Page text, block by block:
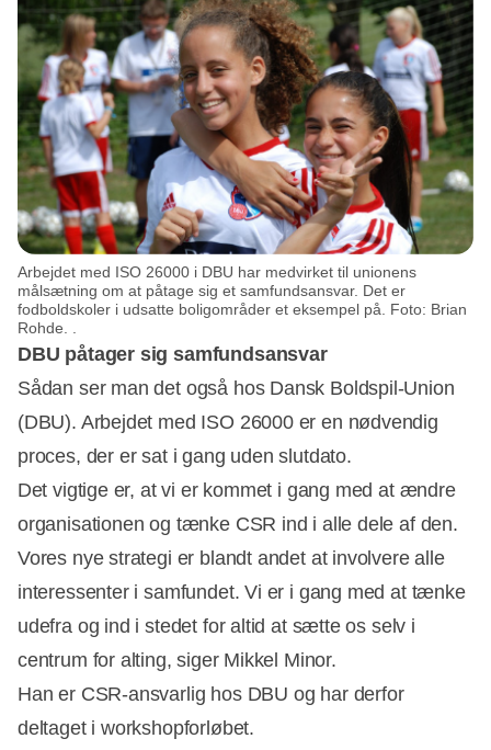
Arbejdet med ISO 26000 i DBU har medvirket til unionens
målsætning om at påtage sig et samfundsansvar. Det er
fodboldskoler i udsatte boligområder et eksempel på. Foto: Brian
Rohde. .
DBU påtager sig samfundsansvar
Sådan ser man det også hos Dansk Boldspil-Union
(DBU). Arbejdet med ISO 26000 er en nødvendig
proces, der er sat i gang uden slutdato.
Det vigtige er, at vi er kommet i gang med at ændre
organisationen og tænke CSR ind i alle dele af den.
Vores nye strategi er blandt andet at involvere alle
interessenter i samfundet. Vi er i gang med at tænke
udefra og ind i stedet for altid at sætte os selv i
centrum for alting, siger Mikkel Minor.
Han er CSR-ansvarlig hos DBU og har derfor
deltaget i workshopforløbet.